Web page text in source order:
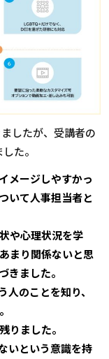
したが、受講者の
た。
メージしやすかっ
いて人事担当者と
や心理状況を学
まり関係ないと思
きました。
のことを知り、
りました。
いという意識を持